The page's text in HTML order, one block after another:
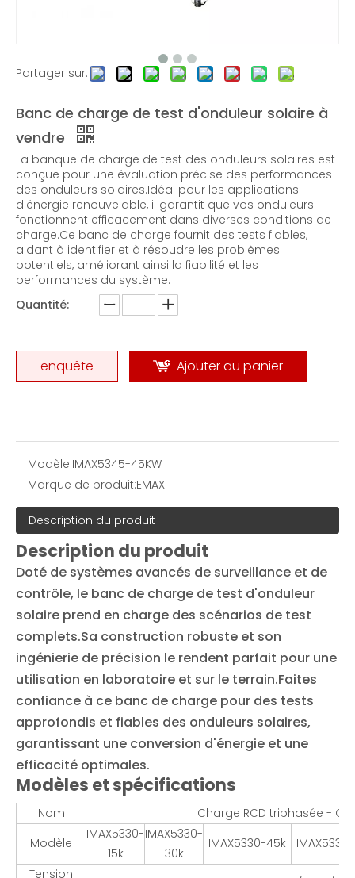
Banque de charge 5KW-RCD
Partager sur:
Banc de charge de test d'onduleur solaire à
vendre
La banque de charge de test des onduleurs solaires est
conçue pour une évaluation précise des performances
des onduleurs solaires.Idéal pour les applications
d'énergie renouvelable, il garantit que vos onduleurs
fonctionnent efficacement dans diverses conditions de
charge.Ce banc de charge fournit des tests fiables,
aidant à identifier et à résoudre les problèmes
potentiels, améliorant ainsi la fiabilité et les
performances du système.
Quantité:
enquête Ajouter au panier
Modèle:IMAX5345-45KW
Marque de produit:EMAX
Description du produit
Description du produit
Doté de systèmes avancés de surveillance et de
contrôle, le banc de charge de test d'onduleur
solaire prend en charge des scénarios de test
complets.Sa construction robuste et son
ingénierie de précision le rendent parfait pour une
utilisation en laboratoire et sur le terrain.Faites
confiance à ce banc de charge pour des tests
approfondis et fiables des onduleurs solaires,
garantissant une conversion d'énergie et une
efficacité optimales.
Modèles et spécifications
Nom
Charge RCD triphasée -
Modèle
IMAX5330-
15k
IMAX5330-
30k
IMAX5330-45k
Tension